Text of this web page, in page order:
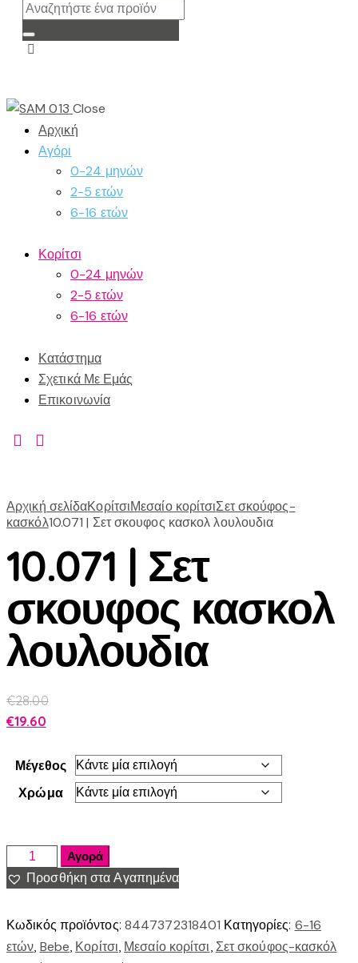
Close
Αρχική
Αγόρι
0-24 μηνών
2-5 ετών
6-16 ετών
Κορίτσι
0-24 μηνών
2-5 ετών
6-16 ετών
Κατάστημα
Σχετικά Με Εμάς
Επικοινωνία
Αρχική σελίδαΚορίτσιΜεσαίο κορίτσιΣετ σκούφος-
κασκόλ10.071 | Σετ σκουφος κασκολ λουλουδια
10.071 | Σετ
σκουφος κασκολ
λουλουδια
€28.00
€19.60
Μέγεθος
Χρώμα
Αγορά
Προσθήκη στα Αγαπημένα
Κωδικός προϊόντος: 8447372318401 Κατηγορίες: 6-16
ετών, Bebe, Κορίτσι, Μεσαίο κορίτσι, Σετ σκούφος-κασκόλ